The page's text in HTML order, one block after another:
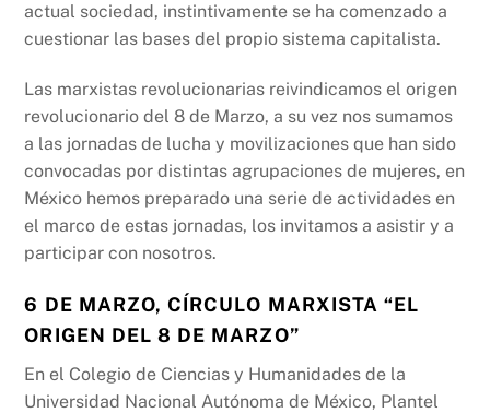
actual sociedad, instintivamente se ha comenzado a
cuestionar las bases del propio sistema capitalista.
Las marxistas revolucionarias reivindicamos el origen
revolucionario del 8 de Marzo, a su vez nos sumamos
a las jornadas de lucha y movilizaciones que han sido
convocadas por distintas agrupaciones de mujeres, en
México hemos preparado una serie de actividades en
el marco de estas jornadas, los invitamos a asistir y a
participar con nosotros.
6 DE MARZO, CÍRCULO MARXISTA “EL
ORIGEN DEL 8 DE MARZO”
En el Colegio de Ciencias y Humanidades de la
Universidad Nacional Autónoma de México, Plantel